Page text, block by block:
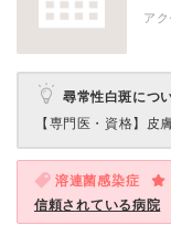
ア
尋常性白斑につ
【専門医・資格】 皮
溶連菌感染症
信頼されている病院